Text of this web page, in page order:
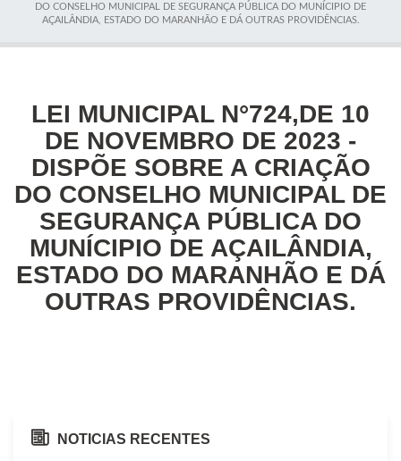
DO CONSELHO MUNICIPAL DE SEGURANÇA PÚBLICA DO MUNÍCIPIO DE
AÇAILÂNDIA, ESTADO DO MARANHÃO E DÁ OUTRAS PROVIDÊNCIAS.
LEI MUNICIPAL N°724,DE 10
DE NOVEMBRO DE 2023 -
DISPÕE SOBRE A CRIAÇÃO
DO CONSELHO MUNICIPAL DE
SEGURANÇA PÚBLICA DO
MUNÍCIPIO DE AÇAILÂNDIA,
ESTADO DO MARANHÃO E DÁ
OUTRAS PROVIDÊNCIAS.
NOTICIAS RECENTES